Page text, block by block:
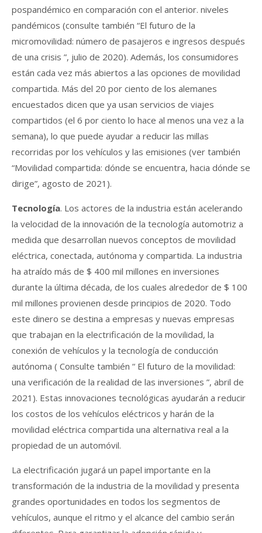
pospandémico en comparación con el anterior. niveles
pandémicos (consulte también “El futuro de la
micromovilidad: número de pasajeros e ingresos después
de una crisis ”, julio de 2020). Además, los consumidores
están cada vez más abiertos a las opciones de movilidad
compartida. Más del 20 por ciento de los alemanes
encuestados dicen que ya usan servicios de viajes
compartidos (el 6 por ciento lo hace al menos una vez a la
semana), lo que puede ayudar a reducir las millas
recorridas por los vehículos y las emisiones (ver también
“Movilidad compartida: dónde se encuentra, hacia dónde se
dirige”, agosto de 2021).
Tecnología. Los actores de la industria están acelerando
la velocidad de la innovación de la tecnología automotriz a
medida que desarrollan nuevos conceptos de movilidad
eléctrica, conectada, autónoma y compartida. La industria
ha atraído más de $ 400 mil millones en inversiones
durante la última década, de los cuales alrededor de $ 100
mil millones provienen desde principios de 2020. Todo
este dinero se destina a empresas y nuevas empresas
que trabajan en la electrificación de la movilidad, la
conexión de vehículos y la tecnología de conducción
autónoma ( Consulte también “ El futuro de la movilidad:
una verificación de la realidad de las inversiones ”, abril de
2021). Estas innovaciones tecnológicas ayudarán a reducir
los costos de los vehículos eléctricos y harán de la
movilidad eléctrica compartida una alternativa real a la
propiedad de un automóvil.
La electrificación jugará un papel importante en la
transformación de la industria de la movilidad y presenta
grandes oportunidades en todos los segmentos de
vehículos, aunque el ritmo y el alcance del cambio serán